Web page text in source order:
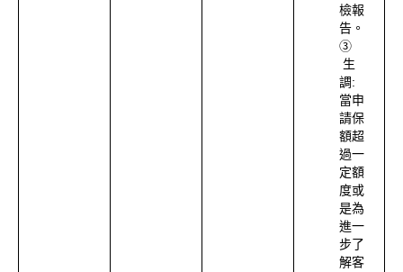
檢報
告。
③
生
調:
當申
請保
額超
過一
定額
度或
是為
進一
步了
解客